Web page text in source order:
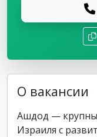
О вакансии
Ашдод —
Израиля с